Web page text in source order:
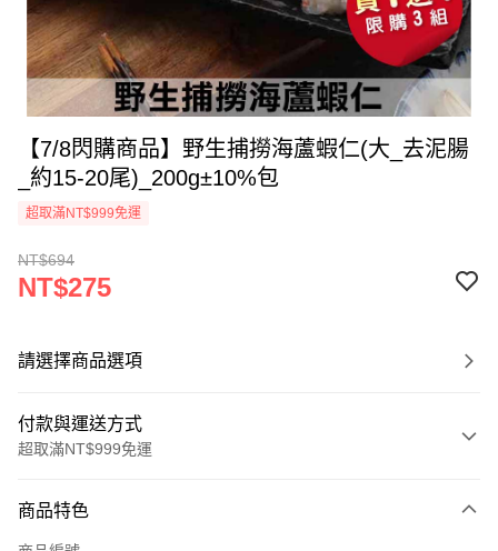
【7/8閃購商品】野生捕撈海蘆蝦仁(大_去泥腸
_約15-20尾)_200g±10%包
超取滿NT$999免運
NT$694
NT$275
請選擇商品選項
付款與運送方式
超取滿NT$999免運
信用卡一次付款
商品特色